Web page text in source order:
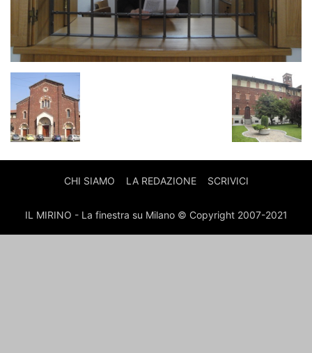
CHI SIAMO LA REDAZIONE SCRIVICI
IL MIRINO - La finestra su Milano © Copyright 2007-2021